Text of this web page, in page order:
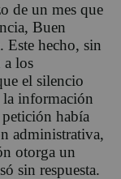
de un mes que
Buen
hecho, sin
a los
el silencio
información
había
administrativa,
otorga un
sin respuesta.